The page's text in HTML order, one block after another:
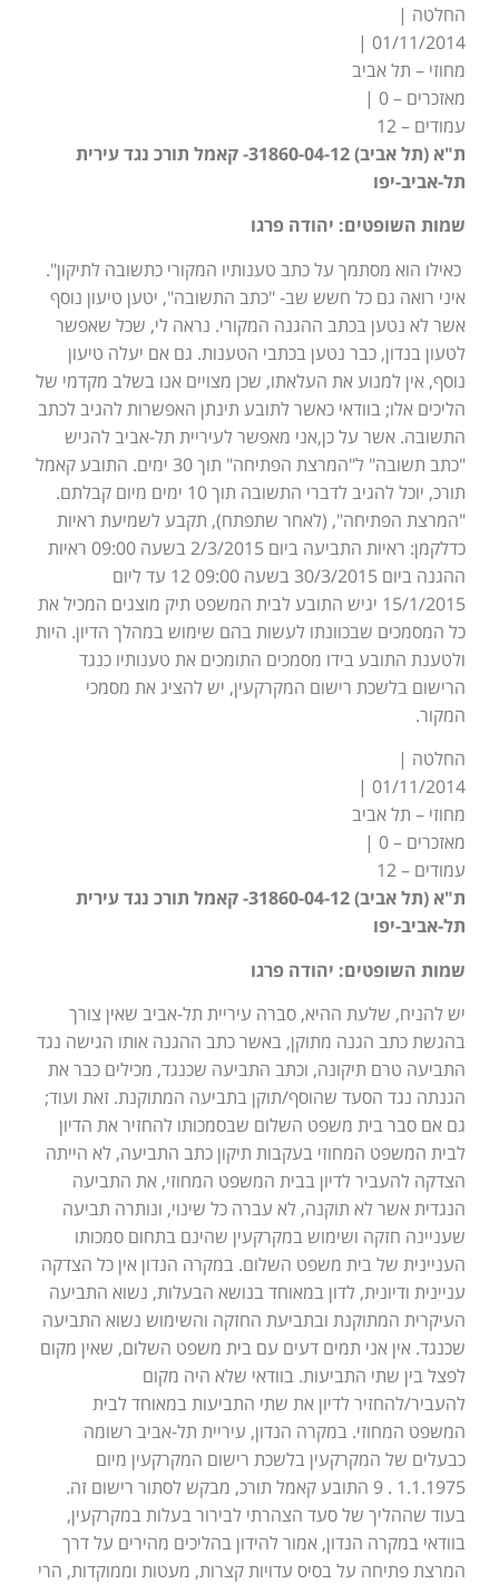
החלטה |
01/11/2014 |
מחוזי – תל אביב
מאזכרים – 0 |
עמודים – 12
ת"א (תל אביב) 31860-04-12- קאמל תורכ נגד עירית
תל-אביב-יפו
שמות השופטים: יהודה פרגו
כאילו הוא מסתמך על כתב טענותיו המקורי כתשובה לתיקון".
איני רואה גם כל חשש שב- "כתב התשובה", יטען טיעון נוסף
אשר לא נטען בכתב ההגנה המקורי. נראה לי, שכל שאפשר
לטעון בנדון, כבר נטען בכתבי הטענות. גם אם יעלה טיעון
נוסף, אין למנוע את העלאתו, שכן מצויים אנו בשלב מקדמי של
הליכים אלו; בוודאי כאשר לתובע תינתן האפשרות להגיב לכתב
התשובה. אשר על כן,אני מאפשר לעיריית תל-אביב להגיש
"כתב תשובה" ל"המרצת הפתיחה" תוך 30 ימים. התובע קאמל
תורכ, יוכל להגיב לדברי התשובה תוך 10 ימים מיום קבלתם.
"המרצת הפתיחה", (לאחר שתפתח), תקבע לשמיעת ראיות
כדלקמן: ראיות התביעה ביום 2/3/2015 בשעה 09:00 ראיות
ההגנה ביום 30/3/2015 בשעה 09:00 12 עד ליום
15/1/2015 יגיש התובע לבית המשפט תיק מוצגים המכיל את
כל המסמכים שבכוונתו לעשות בהם שימוש במהלך הדיון. היות
ולטענת התובע בידו מסמכים התומכים את טענותיו כנגד
הרישום בלשכת רישום המקרקעין, יש להציג את מסמכי
המקור.
החלטה |
01/11/2014 |
מחוזי – תל אביב
מאזכרים – 0 |
עמודים – 12
ת"א (תל אביב) 31860-04-12- קאמל תורכ נגד עירית
תל-אביב-יפו
שמות השופטים: יהודה פרגו
יש להניח, שלעת ההיא, סברה עיריית תל-אביב שאין צורך
בהגשת כתב הגנה מתוקן, באשר כתב ההגנה אותו הגישה נגד
התביעה טרם תיקונה, וכתב התביעה שכנגד, מכילים כבר את
הגנתה נגד הסעד שהוסף/תוקן בתביעה המתוקנת. זאת ועוד;
גם אם סבר בית משפט השלום שבסמכותו להחזיר את הדיון
לבית המשפט המחוזי בעקבות תיקון כתב התביעה, לא הייתה
הצדקה להעביר לדיון בבית המשפט המחוזי, את התביעה
הנגדית אשר לא תוקנה, לא עברה כל שינוי, ונותרה תביעה
שעניינה חזקה ושימוש במקרקעין שהינם בתחום סמכותו
העניינית של בית משפט השלום. במקרה הנדון אין כל הצדקה
עניינית ודיונית, לדון במאוחד בנושא הבעלות, נשוא התביעה
העיקרית המתוקנת ובתביעת החזקה והשימוש נשוא התביעה
שכנגד. אין אני תמים דעים עם בית משפט השלום, שאין מקום
לפצל בין שתי התביעות. בוודאי שלא היה מקום
להעביר/להחזיר לדיון את שתי התביעות במאוחד לבית
המשפט המחוזי. במקרה הנדון, עיריית תל-אביב רשומה
כבעלים של המקרקעין בלשכת רישום המקרקעין מיום
1.1.1975 . 9 התובע קאמל תורכ, מבקש לסתור רישום זה.
בעוד שההליך של סעד הצהרתי לבירור בעלות במקרקעין,
בוודאי במקרה הנדון, אמור להידון בהליכים מהירים על דרך
המרצת פתיחה על בסיס עדויות קצרות, מעטות וממוקדות, הרי